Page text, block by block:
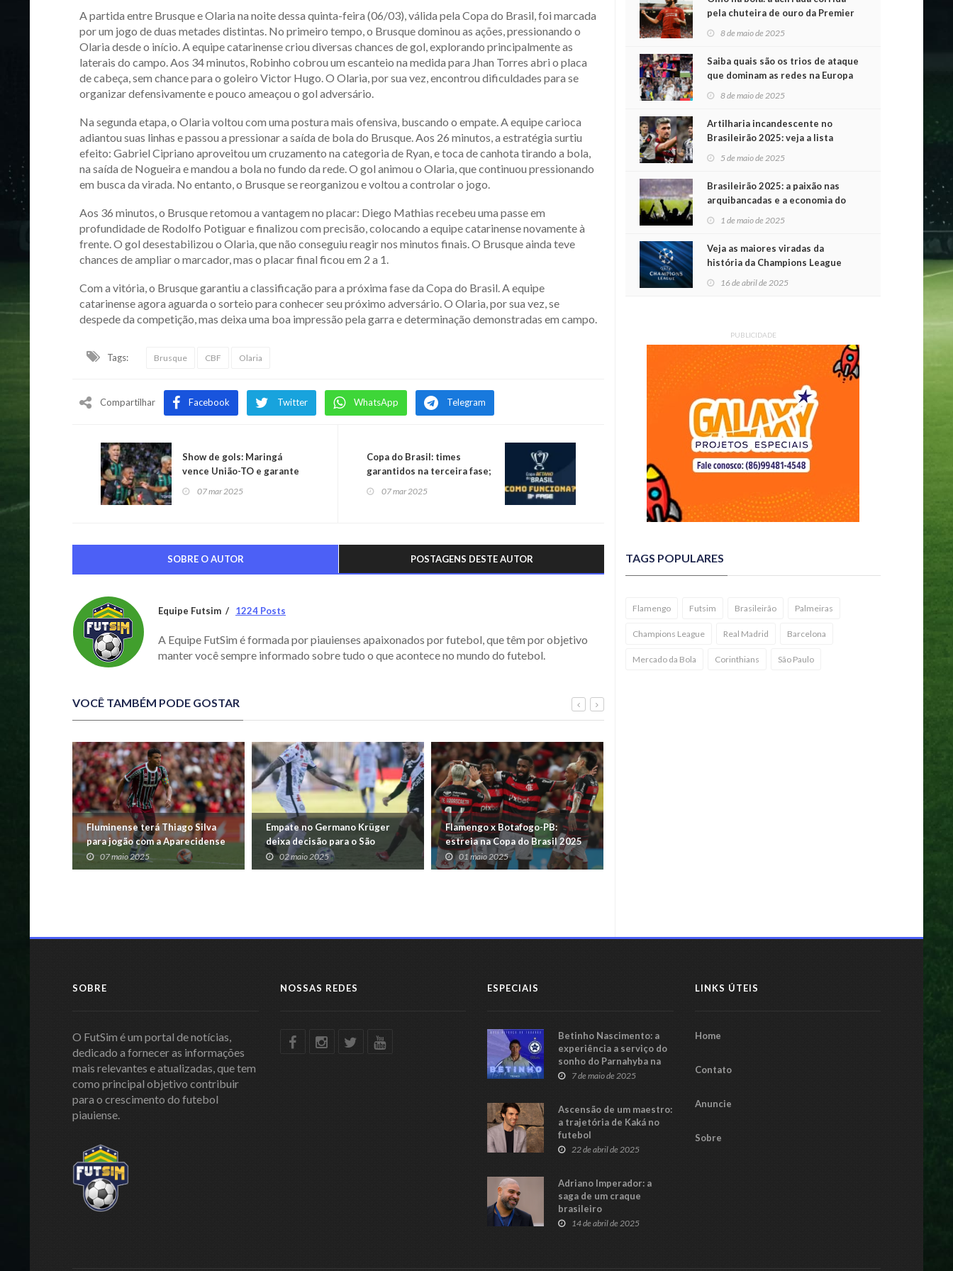
A partida entre Brusque e Olaria na noite dessa quinta-feira (06/03), válida pela Copa do Brasil, foi marcada
por um jogo de duas metades distintas. No primeiro tempo, o Brusque dominou as ações, pressionando o
Olaria desde o início. A equipe catarinense criou diversas chances de gol, explorando principalmente as
laterais do campo. Aos 34 minutos, Robinho cobrou um escanteio na medida para Jhan Torres abri o placa
de cabeça, sem chance para o goleiro Victor Hugo. O Olaria, por sua vez, encontrou dificuldades para se
organizar defensivamente e pouco ameaçou o gol adversário.
Na segunda etapa, o Olaria voltou com uma postura mais ofensiva, buscando o empate. A equipe carioca
adiantou suas linhas e passou a pressionar a saída de bola do Brusque. Aos 26 minutos, a estratégia surtiu
efeito: Gabriel Cipriano aproveitou um cruzamento na categoria de Ryan, e toca de canhota tirando a bola,
na saída de Nogueira e mandou a bola no fundo da rede. O gol animou o Olaria, que continuou pressionando
em busca da virada. No entanto, o Brusque se reorganizou e voltou a controlar o jogo.
Aos 36 minutos, o Brusque retomou a vantagem no placar: Diego Mathias recebeu uma passe em
profundidade de Rodolfo Potiguar e finalizou com precisão, colocando a equipe catarinense novamente à
frente. O gol desestabilizou o Olaria, que não conseguiu reagir nos minutos finais. O Brusque ainda teve
chances de ampliar o marcador, mas o placar final ficou em 2 a 1.
Com a vitória, o Brusque garantiu a classificação para a próxima fase da Copa do Brasil. A equipe
catarinense agora aguarda o sorteio para conhecer seu próximo adversário. O Olaria, por sua vez, se
despede da competição, mas deixa uma boa impressão pela garra e determinação demonstradas em campo.
Tags: Brusque CBF Olaria
Compartilhar Facebook Twitter WhatsApp Telegram
Show de gols: Maringá
vence União-TO e garante
07 mar 2025
Copa do Brasil: times
garantidos na terceira fase;
07 mar 2025
SOBRE O AUTOR POSTAGENS DESTE AUTOR
Equipe Futsim 1224 Posts
A Equipe FutSim é formada por piauienses apaixonados por futebol, que têm por objetivo
manter você sempre informado sobre tudo o que acontece no mundo do futebol.
VOCÊ TAMBÉM PODE GOSTAR
Fluminense terá Thiago Silva
para jogão com a Aparecidense
no DF07 maio 2025
Empate no Germano Krüger
deixa decisão para o São
Januário
02 maio 2025
Flamengo x Botafogo-PB:
estreia na Copa do Brasil 2025
em São Luís
01 maio 2025
pela chuteira de ouro da Premier
League
8 de maio de 2025
Saiba quais são os trios de ataque
que dominam as redes na Europa
8 de maio de 2025
Artilharia incandescente no
Brasileirão 2025: veja a lista
atualizada
5 de maio de 2025
Brasileirão 2025: a paixão nas
arquibancadas e a economia do
futebol na primeira rodada
1 de maio de 2025
Veja as maiores viradas da
história da Champions League
16 de abril de 2025
PUBLICIDADE
TAGS POPULARES
Flamengo Futsim Brasileirão Palmeiras
Champions League Real Madrid Barcelona
Mercado da Bola Corinthians São Paulo
SOBRE
O FutSim é um portal de notícias,
dedicado a fornecer as informações
mais relevantes e atualizadas, que tem
como principal objetivo contribuir
para o crescimento do futebol
piauiense.
NOSSAS REDES ESPECIAIS
Betinho Nascimento: a
experiência a serviço do
sonho do Parnahyba na
Série C
7 de maio de 2025
Ascensão de um maestro:
a trajetória de Kaká no
futebol
22 de abril de 2025
Adriano Imperador: a
saga de um craque
brasileiro
14 de abril de 2025
LINKS ÚTEIS
Home
Contato
Anuncie
Sobre